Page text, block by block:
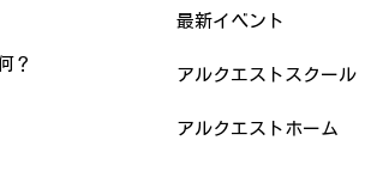
？
最新イベント
アルクエストスクール
アルクエストホーム